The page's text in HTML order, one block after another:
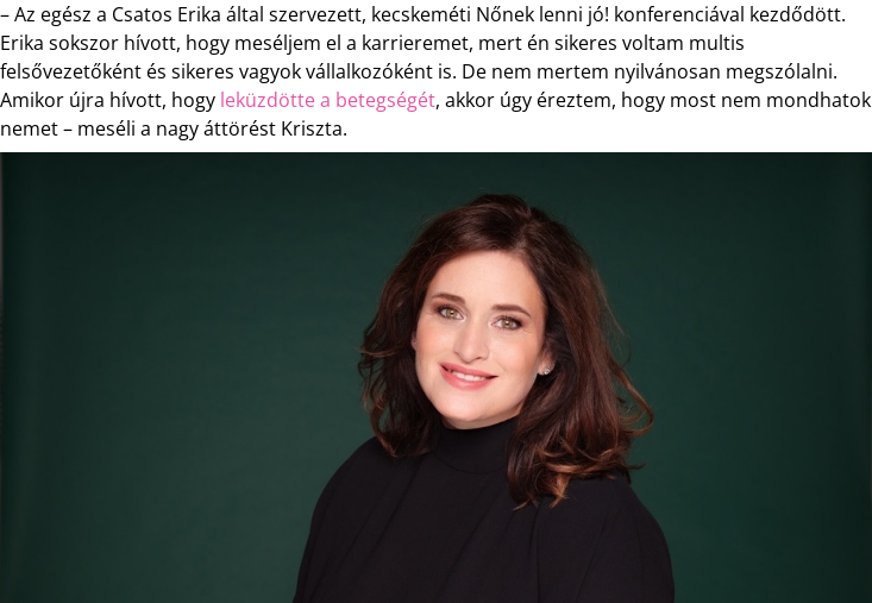
– Az egész a Csatos Erika által szervezett, kecskeméti Nőnek lenni jó! konferenciával kezdődött.
Erika sokszor hívott, hogy meséljem el a karrieremet, mert én sikeres voltam multis
felsővezetőként és sikeres vagyok vállalkozóként is. De nem mertem nyilvánosan megszólalni.
Amikor újra hívott, hogy leküzdötte a betegségét, akkor úgy éreztem, hogy most nem mondhatok
nemet – meséli a nagy áttörést Kriszta.